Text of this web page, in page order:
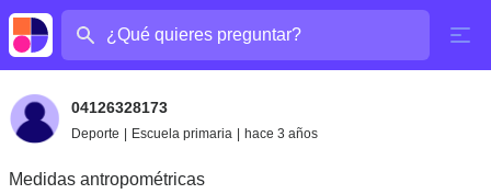
04126328173
Deporte Escuela primaria hace 3 años
Medidas antropométricas